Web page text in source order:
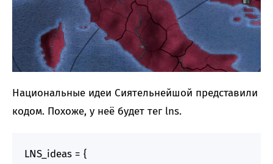
Национальные идеи Сиятельнейшой представили
кодом. Похоже, у неё будет тег lns.
LNS_ideas = {